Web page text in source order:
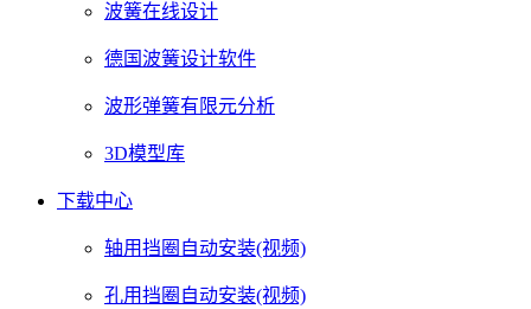
波簧在线设计
德国波簧设计软件
波形弹簧有限元分析
3D模型库
下载中心
轴用挡圈自动安装(视频)
孔用挡圈自动安装(视频)